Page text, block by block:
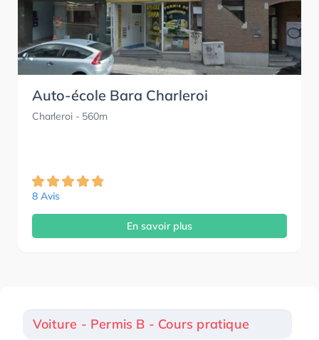
Auto-école Bara Charleroi
Charleroi- 560m
8 Avis
En savoir plus
Voiture - Permis B - Cours pratique